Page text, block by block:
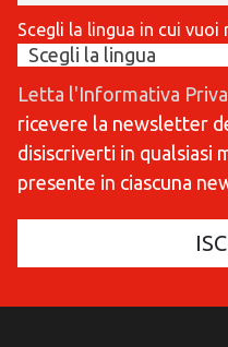
Scegli la lingua in cui
Letta l'Informativa
ricevere la newsletter
disiscriverti in qualsiasi
presente in ciascuna